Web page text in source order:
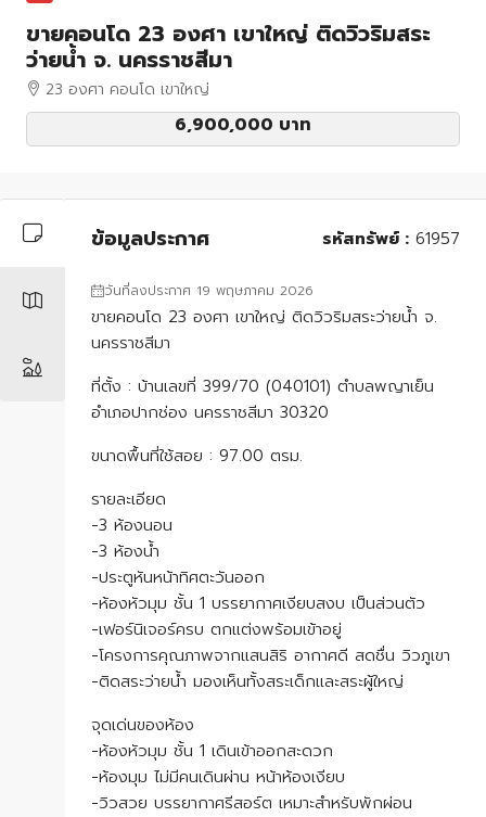
ขายคอนโด 23 องศา เขาใหญ่ ติดวิวริมสระ
ว่ายน้ำ จ. นครราชสีมา
23 องศา คอนโด เขาใหญ่
6,900,000 บาท
ข้อมูลประกาศ รหัสทรัพย์ : 61957
วันที่ลงประกาศ 19 พฤษภาคม 2026
ขายคอนโด 23 องศา เขาใหญ่ ติดวิวริมสระว่ายน้ำ จ.
นครราชสีมา
ที่ตั้ง : บ้านเลขที่ 399/70 (040101) ตำบลพญาเย็น
อำเภอปากช่อง นครราชสีมา 30320
ขนาดพื้นที่ใช้สอย : 97.00 ตรม.
รายละเอียด
-3 ห้องนอน
-3 ห้องน้ำ
-ประตูหันหน้าทิศตะวันออก
-ห้องหัวมุม ชั้น 1 บรรยากาศเงียบสงบ เป็นส่วนตัว
-เฟอร์นิเจอร์ครบ ตกแต่งพร้อมเข้าอยู่
-โครงการคุณภาพจากแสนสิริ อากาศดี สดชื่น วิวภูเขา
-ติดสระว่ายน้ำ มองเห็นทั้งสระเด็กและสระผู้ใหญ่
จุดเด่นของห้อง
-ห้องหัวมุม ชั้น 1 เดินเข้าออกสะดวก
-ห้องมุม ไม่มีคนเดินผ่าน หน้าห้องเงียบ
-วิวสวย บรรยากาศรีสอร์ต เหมาะสำหรับพักผ่อน